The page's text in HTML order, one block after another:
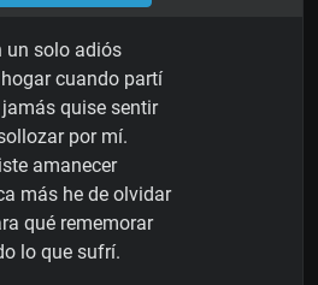
un solo adiós
cuando partí
quise sentir
por mí.
amanecer
más he de olvidar
qué rememorar
lo que sufrí.